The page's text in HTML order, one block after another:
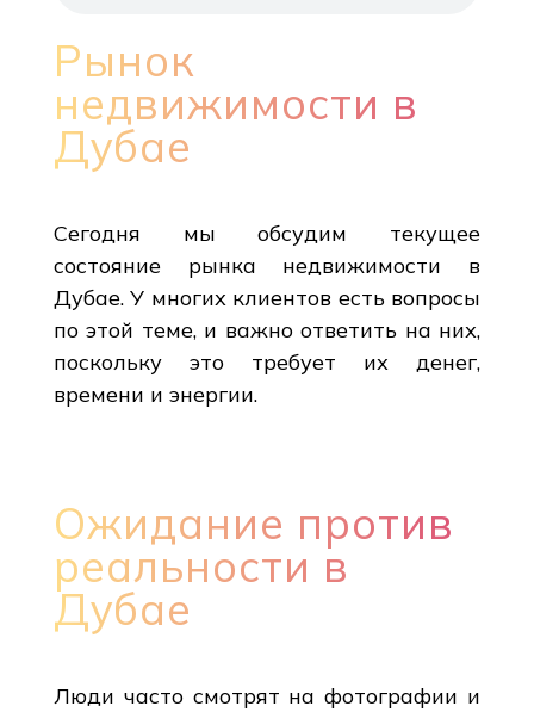
Рынок
недвижимости в
Дубае
Сегодня мы обсудим текущее
состояние рынка недвижимости в
Дубае. У многих клиентов есть вопросы
по этой теме, и важно ответить на них,
поскольку это требует их денег,
времени и энергии.
Ожидание против
реальности в
Дубае
Люди часто смотрят на фотографии и